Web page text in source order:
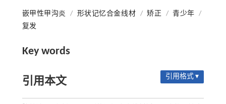
嵌甲性甲沟炎 / 形状记忆合金线材 / 矫正 / 青少年
/
复发
Key words
引用本文 引用格式 ▾